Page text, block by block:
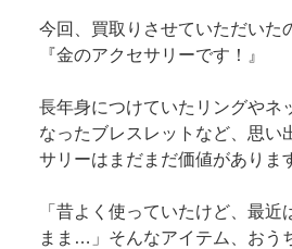
今回、買取りさせていただいた
『金のアクセサリーです！』
長年身につけていたリングやネ
なったブレスレットなど、思い
サリーはまだまだ価値がありま
「昔よく使っていたけど、最近
まま…」そんなアイテム、おう